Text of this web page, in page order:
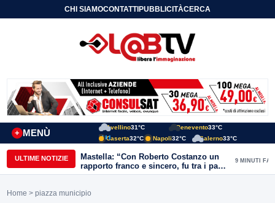
CHI SIAMOCONTATTIPUBBLICITÀCERCA
MENÙ
+
Avellino31°C Benevento33°C
Caserta32°C Napoli32°C Salerno33°C
ULTIME NOTIZIE
Mastella: “Con Roberto Costanzo un
rapporto franco e sincero, fu tra i padri
della necessità di riscossa delle aree
9 MINUTI FA
Home > piazza municipio